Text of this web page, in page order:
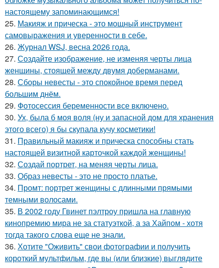
настоящему запоминающимся!
25. Макияж и прическа - это мощный инструмент
самовыражения и уверенности в себе.
26. Журнал WSJ, весна 2026 года.
27. Создайте изображение, не изменяя черты лица
женщины, стоящей между двумя доберманами.
28. Сборы невесты - это спокойное время перед
большим днём.
29. Фотосессия беременности все включено.
30. Ух, была б моя воля (ну и запасной дом для хранения
этого всего) я бы скупала кучу косметики!
31. Правильный макияж и прическа способны стать
настоящей визитной карточкой каждой женщины!
32. Создай портрет, на меняя черты лица.
33. Образ невесты - это не просто платье.
34. Промт: портрет женщины с длинными прямыми
темными волосами.
35. В 2002 году Гвинет пэлтроу пришла на главную
кинопремию мира не за статуэткой, а за Хайпом - хотя
тогда такого слова еще не знали.
36. Хотите "Оживить" свои фотографии и получить
короткий мультфильм, где вы (или близкие) выглядите